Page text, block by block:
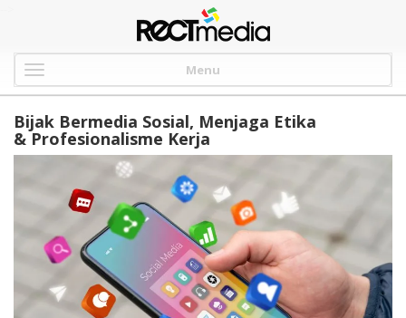
Menu
Bijak Bermedia Sosial, Menjaga Etika
& Profesionalisme Kerja